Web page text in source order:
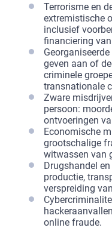
Terrorisme en
extremistische
inclusief
financiering
geven aan of
criminele
transnationale
Zware
persoon:
ontvoeringen
Economische
grootschalige
witwassen van
Drugshandel
productie,
verspreiding
online fraude.